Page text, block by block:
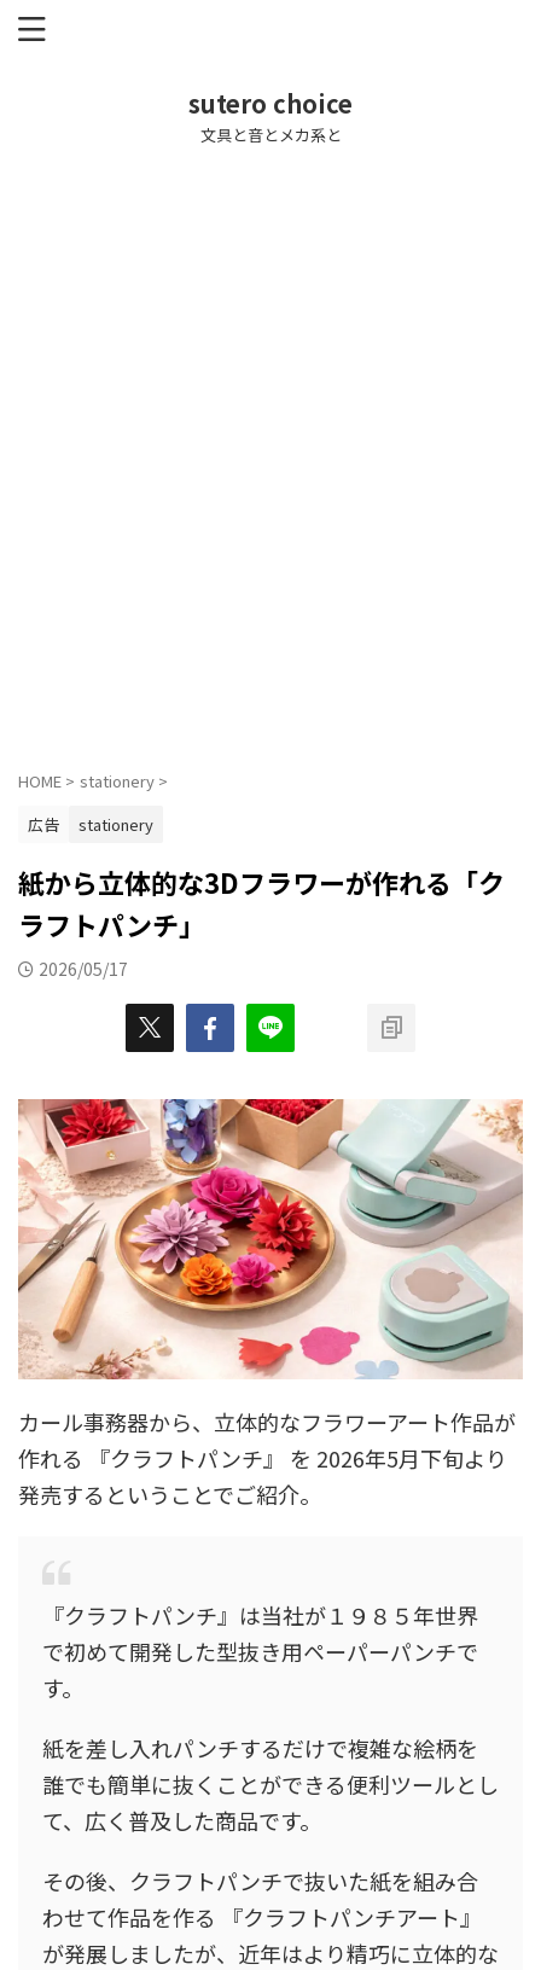
sutero choice
文具と音とメカ系と
HOME > stationery >
広告
stationery
紙から立体的な3Dフラワーが作れる「ク
ラフトパンチ」
2026/05/17
カール事務器から、立体的なフラワーアート作品が
作れる 『クラフトパンチ』 を 2026年5月下旬より
発売するということでご紹介。
『クラフトパンチ』は当社が１９８５年世界
で初めて開発した型抜き用ペーパーパンチで
す。
紙を差し入れパンチするだけで複雑な絵柄を
誰でも簡単に抜くことができる便利ツールとし
て、広く普及した商品です。
その後、クラフトパンチで抜いた紙を組み合
わせて作品を作る 『クラフトパンチアート』
が発展しましたが、近年はより精巧に立体的な